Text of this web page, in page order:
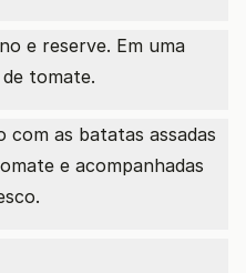
e reserve. Em uma
tomate.
com as batatas assadas
e acompanhadas